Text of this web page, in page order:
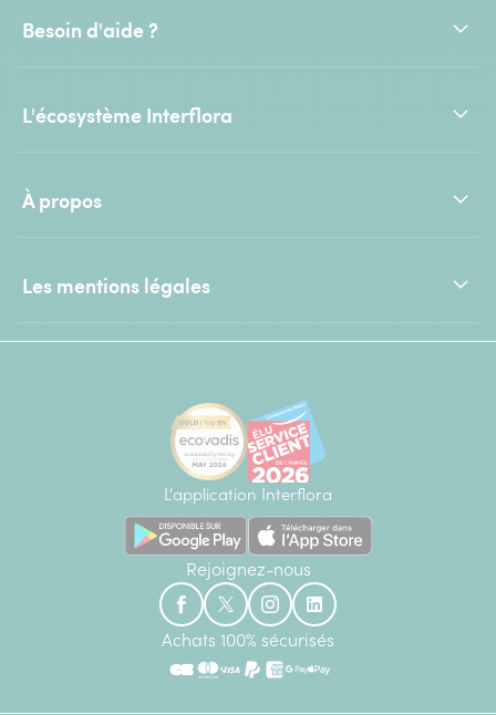
Besoin d'aide ?
L'écosystème Interflora
À propos
Les mentions légales
L'application Interflora
Rejoignez-nous
Achats 100% sécurisés